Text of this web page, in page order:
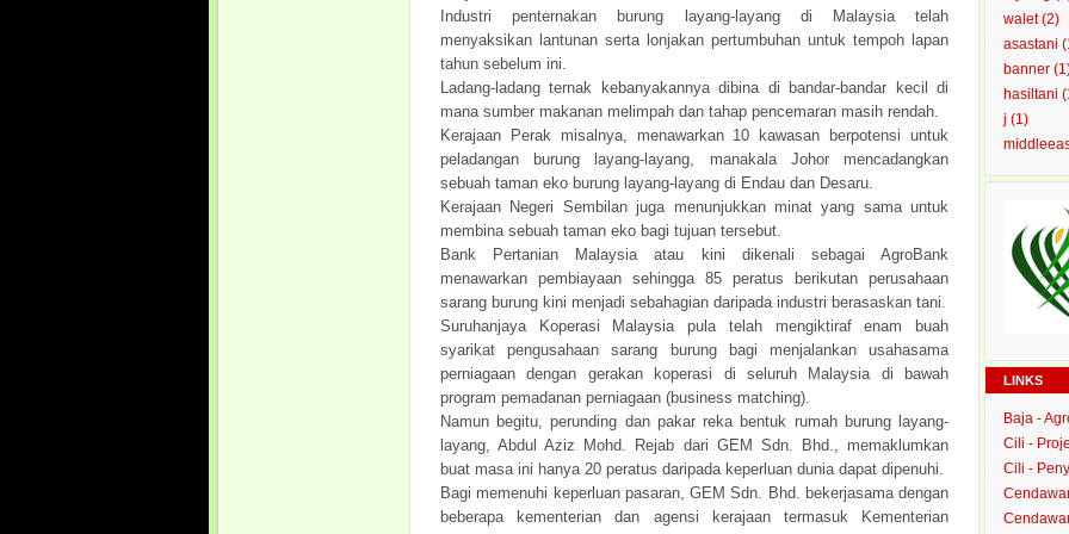
Industri penternakan burung layang-layang di Malaysia telah
menyaksikan lantunan serta lonjakan pertumbuhan untuk tempoh lapan
tahun sebelum ini.
Ladang-ladang ternak kebanyakannya dibina di bandar-bandar kecil di
mana sumber makanan melimpah dan tahap pencemaran masih rendah.
Kerajaan Perak misalnya, menawarkan 10 kawasan berpotensi untuk
peladangan burung layang-layang, manakala Johor mencadangkan
sebuah taman eko burung layang-layang di Endau dan Desaru.
Kerajaan Negeri Sembilan juga menunjukkan minat yang sama untuk
membina sebuah taman eko bagi tujuan tersebut.
Bank Pertanian Malaysia atau kini dikenali sebagai AgroBank
menawarkan pembiayaan sehingga 85 peratus berikutan perusahaan
sarang burung kini menjadi sebahagian daripada industri berasaskan tani.
Suruhanjaya Koperasi Malaysia pula telah mengiktiraf enam buah
syarikat pengusahaan sarang burung bagi menjalankan usahasama
perniagaan dengan gerakan koperasi di seluruh Malaysia di bawah
program pemadanan perniagaan (business matching).
Namun begitu, perunding dan pakar reka bentuk rumah burung layang-
layang, Abdul Aziz Mohd. Rejab dari GEM Sdn. Bhd., memaklumkan
buat masa ini hanya 20 peratus daripada keperluan dunia dapat dipenuhi.
Bagi memenuhi keperluan pasaran, GEM Sdn. Bhd. bekerjasama dengan
beberapa kementerian dan agensi kerajaan termasuk Kementerian
walet(2)
asastani
banner
hasiltani
j (1)
LINKS
Baja -
Cili -
Cili -